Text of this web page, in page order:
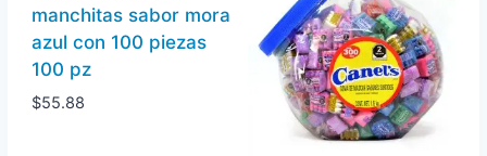
manchitas sabor mora
azul con 100 piezas
100 pz
$55.88